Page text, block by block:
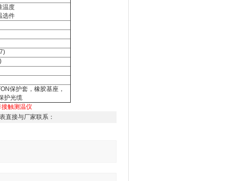
温度
选件
保护套，橡胶基座，
护光缆
接触测温仪
直接与厂家联系：